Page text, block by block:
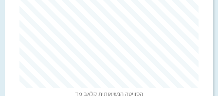
הסוויטה הנשיאותית קלאב מד